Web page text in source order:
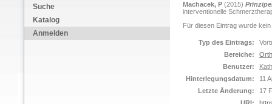
Suche
Katalog
Anmelden
Machacek, P (2015)
interventionelle
Für diesen Eintrag wurde
Typ des Eintrags:
Bereiche:
Benutzer:
Hinterlegungsdatum:
11
Letzte Änderung:
17